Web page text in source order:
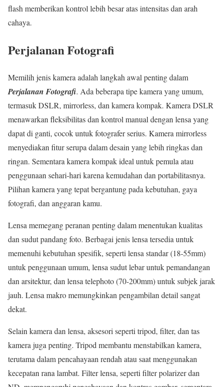
flash memberikan kontrol lebih besar atas intensitas dan arah
cahaya.
Perjalanan Fotografi
Memilih jenis kamera adalah langkah awal penting dalam
Perjalanan Fotografi. Ada beberapa tipe kamera yang umum,
termasuk DSLR, mirrorless, dan kamera kompak. Kamera DSLR
menawarkan fleksibilitas dan kontrol manual dengan lensa yang
dapat di ganti, cocok untuk fotografer serius. Kamera mirrorless
menyediakan fitur serupa dalam desain yang lebih ringkas dan
ringan. Sementara kamera kompak ideal untuk pemula atau
penggunaan sehari-hari karena kemudahan dan portabilitasnya.
Pilihan kamera yang tepat bergantung pada kebutuhan, gaya
fotografi, dan anggaran kamu.
Lensa memegang peranan penting dalam menentukan kualitas
dan sudut pandang foto. Berbagai jenis lensa tersedia untuk
memenuhi kebutuhan spesifik, seperti lensa standar (18-55mm)
untuk penggunaan umum, lensa sudut lebar untuk pemandangan
dan arsitektur, dan lensa telephoto (70-200mm) untuk subjek jarak
jauh. Lensa makro memungkinkan pengambilan detail sangat
dekat.
Selain kamera dan lensa, aksesori seperti tripod, filter, dan tas
kamera juga penting. Tripod membantu menstabilkan kamera,
terutama dalam pencahayaan rendah atau saat menggunakan
kecepatan rana lambat. Filter lensa, seperti filter polarizer dan